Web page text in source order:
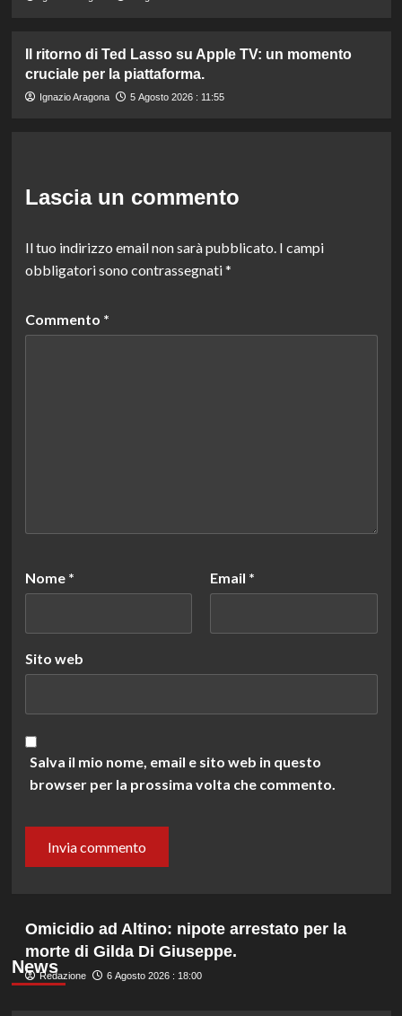
Il ritorno di Ted Lasso su Apple TV: un momento
cruciale per la piattaforma.
Ignazio Aragona 5 Agosto 2026 : 11:55
Lascia un commento
Il tuo indirizzo email non sarà pubblicato. I campi
obbligatori sono contrassegnati*
Commento *
Nome * Email *
Sito web
Salva il mio nome, email e sito web in questo
browser per la prossima volta che commento.
News
Omicidio ad Altino: nipote arrestato per la
morte di Gilda Di Giuseppe.
Redazione 6 Agosto 2026 : 18:00